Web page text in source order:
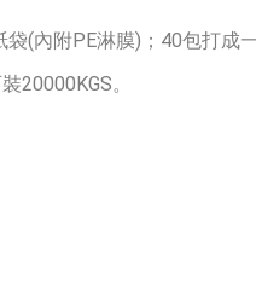
袋(內附PE淋膜)；40包打成一
20000KGS。